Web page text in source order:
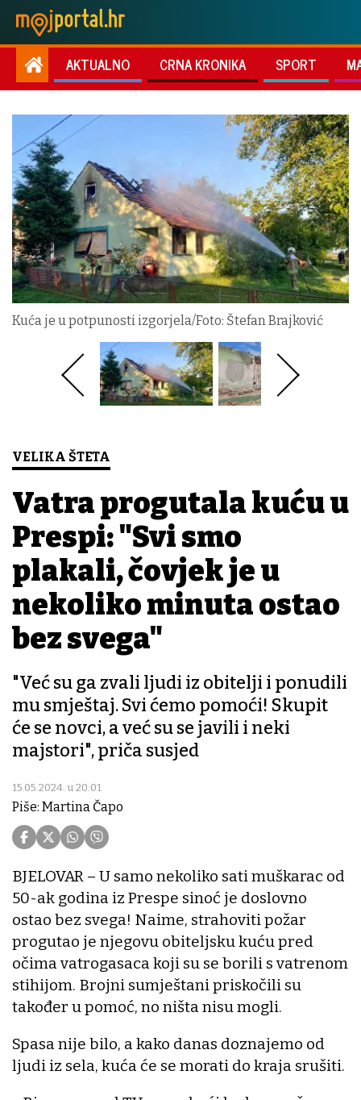
AKTUALNO CRNA KRONIKA SPORT
Kuća je u potpunosti izgorjela/Foto: Štefan Brajković
VELIKA ŠTETA
Vatra progutala kuću u
Prespi: "Svi smo
plakali, čovjek je u
nekoliko minuta ostao
bez svega"
"Već su ga zvali ljudi iz obitelji i ponudili
mu smještaj. Svi ćemo pomoći! Skupit
će se novci, a već su se javili i neki
majstori", priča susjed
15.05.2024. u 20:01
Piše: Martina Čapo
BJELOVAR – U samo nekoliko sati muškarac od
50-ak godina iz Prespe sinoć je doslovno
ostao bez svega! Naime, strahoviti požar
progutao je njegovu obiteljsku kuću pred
očima vatrogasaca koji su se borili s vatrenom
stihijom. Brojni sumještani priskočili su
također u pomoć, no ništa nisu mogli.
Spasa nije bilo, a kako danas doznajemo od
ljudi iz sela, kuća će se morati do kraja srušiti.